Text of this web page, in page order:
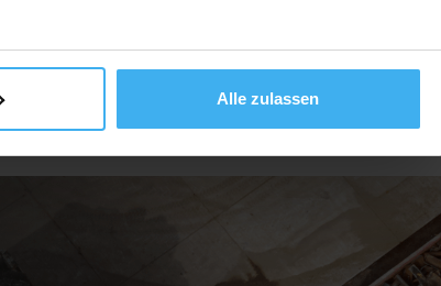
Alle zulassen